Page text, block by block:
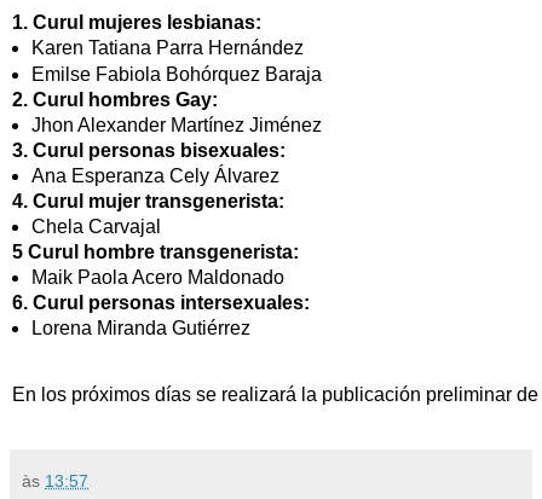
1. Curul mujeres lesbianas:
Karen Tatiana Parra Hernández
Emilse Fabiola Bohórquez Baraja
2. Curul hombres Gay:
Jhon Alexander Martínez Jiménez
3. Curul personas bisexuales:
Ana Esperanza Cely Álvarez
4. Curul mujer transgenerista:
Chela Carvajal
5 Curul hombre transgenerista:
Maik Paola Acero Maldonado
6. Curul personas intersexuales:
Lorena Miranda Gutiérrez
​En los próximos días se realizará la publicación preliminar
às 13:57